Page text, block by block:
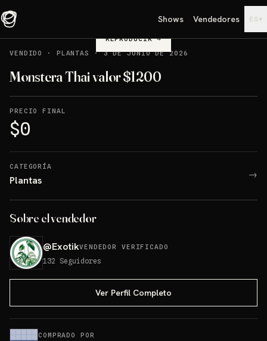
Shows Vendedores ES ▾
REPRODUCIR→
VENDIDO
· PLANTAS ·3 DE JUNIO DE 2026
Monstera Thai valor $1200
PRECIO FINAL
$0
CATEGORÍA
Plantas →
Sobre el vendedor
@ExotikVENDEDOR VERIFICADO
132 Seguidores
Ver Perfil Completo
COMPRADO POR